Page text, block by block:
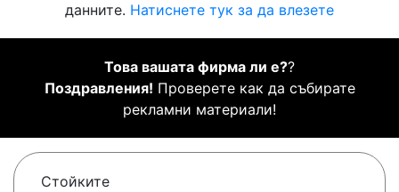
данните. Натиснете тук за да влезете
Това вашата фирма ли е??
Поздравления! Проверете как да събирате
рекламни материали!
Стойките